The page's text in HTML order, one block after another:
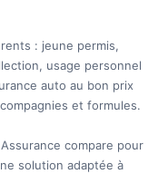
: jeune permis,
usage personnel
auto au bon prix
et formules.
compare pour
solution adaptée à